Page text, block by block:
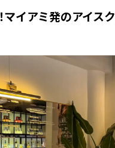
マイアミ発のアイス